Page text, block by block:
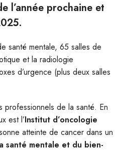
l’année prochaine et
santé mentale, 65 salles de
et la radiologie
d’urgence (plus deux salles
professionnels de la santé. En
est l’Institut d’oncologie
atteinte de cancer dans un
santé mentale et du bien-